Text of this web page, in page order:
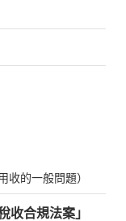
收的一般問題）
收合規法案」